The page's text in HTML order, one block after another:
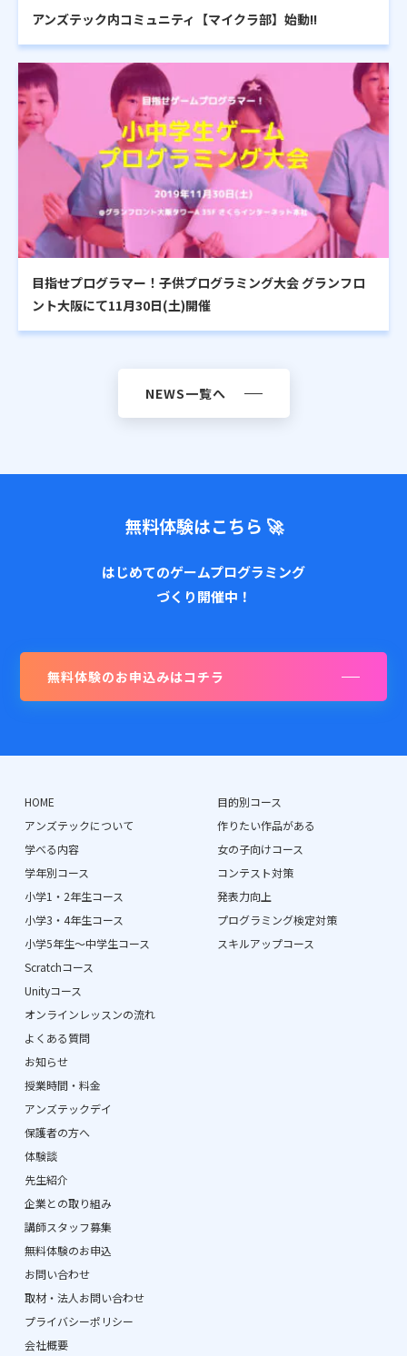
アンズテック内コミュニティ【マイクラ部】始動!!
目指せプログラマー！子供プログラミング大会 グランフロ
ント大阪にて11月30日(土)開催
NEWS一覧へ
無料体験はこちら 🚀
はじめてのゲームプログラミング
づくり開催中！
無料体験のお申込みはコチラ
HOME
アンズテックについて
学べる内容
学年別コース
小学1・2年生コース
小学3・4年生コース
小学5年生〜中学生コース
Scratchコース
Unityコース
オンラインレッスンの流れ
よくある質問
お知らせ
授業時間・料金
アンズテックデイ
目的別コース
作りたい作品がある
女の子向けコース
コンテスト対策
発表力向上
プログラミング検定対策
スキルアップコース
保護者の方へ
体験談
先生紹介
企業との取り組み
講師スタッフ募集
無料体験のお申込
お問い合わせ
取材・法人お問い合わせ
プライバシーポリシー
会社概要